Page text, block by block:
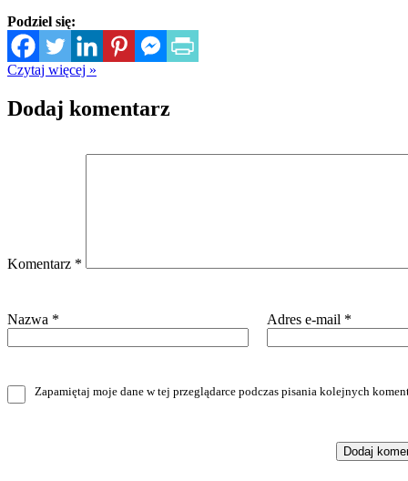
Podziel się:
Czytaj więcej »
Dodaj komentarz
Komentarz *
Nazwa * Adres e-mail *
Zapamiętaj moje dane w tej przeglądarce podczas pisania kolejnych